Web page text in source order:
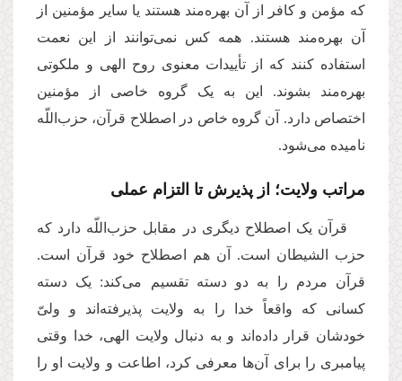
که مؤمن و کافر از آن بهره‌مند هستند یا سایر مؤمنین از
آن بهره‌مند هستند. همه کس نمی‌توانند از این نعمت
استفاده کنند که از تأییدات معنوی روح الهی و ملکوتی
بهره‌مند بشوند. این به یک گروه خاصی از مؤمنین
اختصاص دارد. آن گروه خاص در اصطلاح قرآن، حزب‌اللّه
نامیده می‌شود.
مراتب ولایت؛ از پذیرش تا التزام عملی
قرآن یک اصطلاح دیگری در مقابل حزب‌اللّه دارد که
حزب الشیطان است. آن هم اصطلاح خود قرآن است.
قرآن مردم را به دو دسته تقسیم می‌کند: یک دسته
کسانی که واقعاً خدا را به ولایت پذیرفته‌اند و ولیّ
خودشان قرار داده‌اند و به دنبال ولایت الهی، خدا وقتی
پیامبری را برای آن‌ها معرفی کرد، اطاعت و ولایت او را